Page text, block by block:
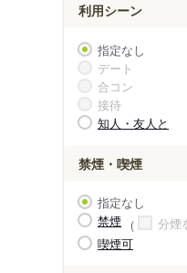
利用シーン
指定なし
デート
合コン
接待
知人・友人と
禁煙・喫煙
指定なし
禁煙
分煙
喫煙可